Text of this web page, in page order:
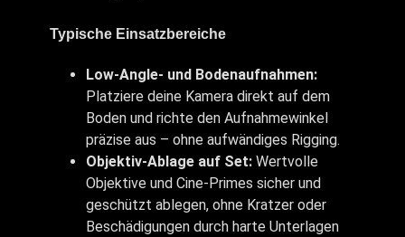
Typische Einsatzbereiche
Low-Angle- und Bodenaufnahmen:
Platziere deine Kamera direkt auf dem
Boden und richte den Aufnahmewinkel
präzise aus – ohne aufwändiges Rigging.
Objektiv-Ablage auf Set: Wertvolle
Objektive und Cine-Primes sicher und
geschützt ablegen, ohne Kratzer oder
Beschädigungen durch harte Unterlagen